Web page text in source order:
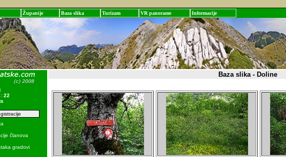
Županije Baza slika Turizam VR panorame Informacije
22
članova
gradovi
Baza slika - Doline